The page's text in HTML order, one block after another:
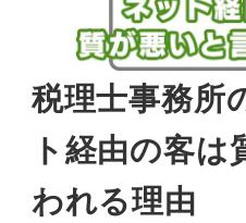
税理士事務所
ト経由の客
われる理由